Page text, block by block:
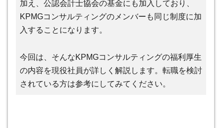
加え、公認会計士協会の基金にも加入しており、
KPMGコンサルティングのメンバーも同じ制度に加
入することになります。
今回は、そんなKPMGコンサルティングの福利厚生
の内容を現役社員が詳しく解説します。転職を検討
されている方は参考にしてみてください。